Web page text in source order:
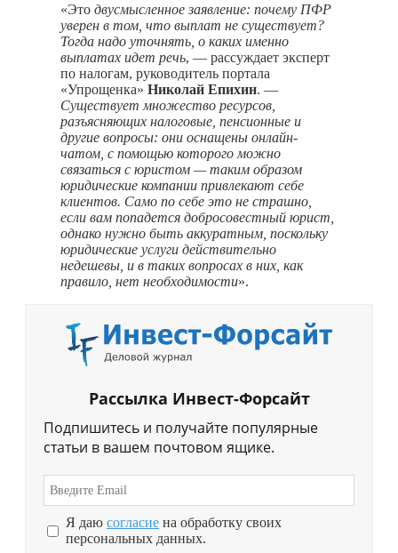
«Это двусмысленное заявление: почему ПФР
уверен в том, что выплат не существует?
Тогда надо уточнять, о каких именно
выплатах идет речь, — рассуждает эксперт
по налогам, руководитель портала
«Упрощенка» Николай Епихин. —
Существует множество ресурсов,
разъясняющих налоговые, пенсионные и
другие вопросы: они оснащены онлайн-
чатом, с помощью которого можно
связаться с юристом — таким образом
юридические компании привлекают себе
клиентов. Само по себе это не страшно,
если вам попадется добросовестный юрист,
однако нужно быть аккуратным, поскольку
юридические услуги действительно
недешевы, и в таких вопросах в них, как
правило, нет необходимости».
Рассылка Инвест-Форсайт
Подпишитесь и получайте популярные
статьи в вашем почтовом ящике.
Я даю согласие на обработку своих
персональных данных.